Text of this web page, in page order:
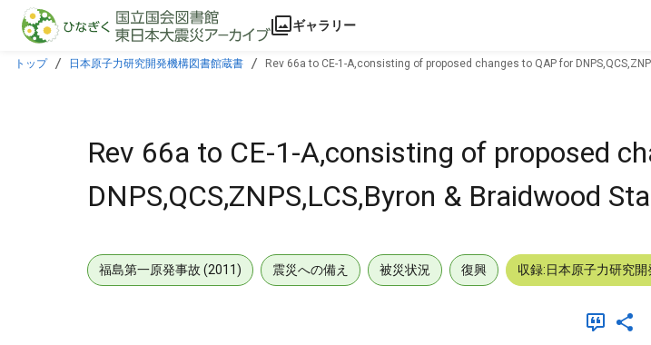
本文に飛ぶ
ギャラリー
トップ 日本原子力研究開発機構図書館蔵書 Rev 66a to CE-1-A,consisting of proposed changes to QAP for
Rev 66a to CE-1-A,consisting of proposed
DNPS,QCS,ZNPS,LCS,Byron & Braidwood
福島第一原発事故 (2011) 震災への備え 被災状況 復興 収録:日本原子力研究